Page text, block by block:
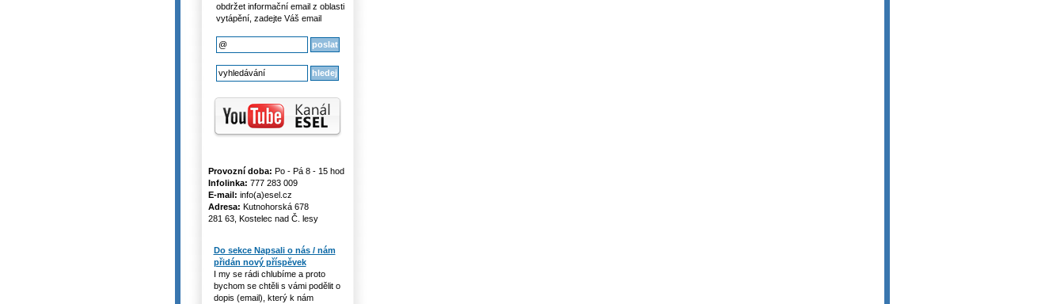
obdržet informační email z oblasti
vytápění, zadejte Váš email
Provozní doba: Po - Pá 8 - 15 hod
Infolinka: 777 283 009
E-mail: info(a)esel.cz
Adresa: Kutnohorská 678
281 63, Kostelec nad Č. lesy
Do sekce Napsali o nás / nám
přidán nový příspěvek
I my se rádi chlubíme a proto
bychom se chtěli s vámi podělit o
dopis (email), který k nám